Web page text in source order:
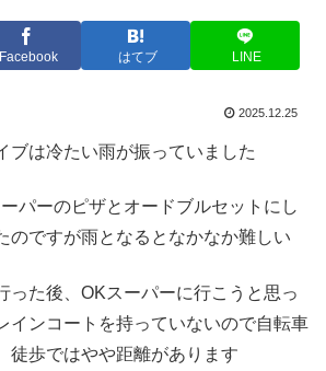
Facebook はてブ LINE
2025.12.25
ブは冷たい雨が振っていました
パーのピザとオードブルセットにし
ですが雨となるとなかなか難しい
った後、OKスーパーに行こうと思っ
インコートを持っていないので自転車
徒歩ではやや距離があります